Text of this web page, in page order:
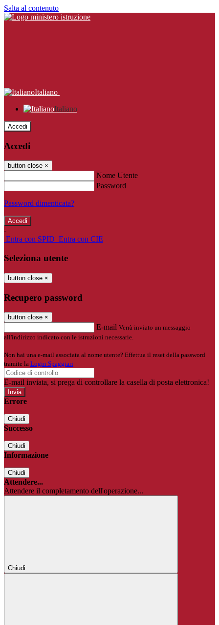
Salta al contenuto
Italiano
Italiano
Accedi
Accedi
button close ×
Nome Utente
Password
Password dimenticata?
-
Entra con SPID Entra con CIE
Seleziona utente
button close ×
Recupero password
button close ×
E-mail Verrà inviato un messaggio
all'indirizzo indicato con le istruzioni necessarie.
Non hai una e-mail associata al nome utente? Effettua il reset della password
tramite la Login Spaggiari
E-mail inviata, si prega di controllare la casella di posta elettronica!
Errore
Chiudi
Successo
Chiudi
Informazione
Chiudi
Attendere...
Attendere il completamento dell'operazione...
Chiudi